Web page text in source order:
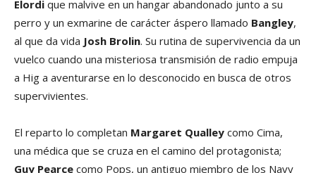
Elordi que malvive en un hangar abandonado junto a su
perro y un exmarine de carácter áspero llamado Bangley,
al que da vida Josh Brolin. Su rutina de supervivencia da un
vuelco cuando una misteriosa transmisión de radio empuja
a Hig a aventurarse en lo desconocido en busca de otros
supervivientes.
El reparto lo completan Margaret Qualley como Cima,
una médica que se cruza en el camino del protagonista;
Guy Pearce como Pops, un antiguo miembro de los Navy